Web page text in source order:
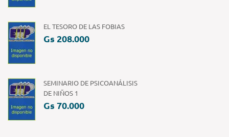
EL TESORO DE LAS FOBIAS
Gs 208.000
SEMINARIO DE PSICOANÁLISIS
DE NIÑOS 1
Gs 70.000